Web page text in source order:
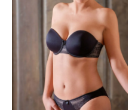
precio
original
era:
29,95 €.
precio
actual
es:
22,95 €.